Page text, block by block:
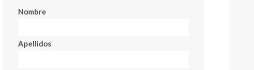
Nombre
Apellidos